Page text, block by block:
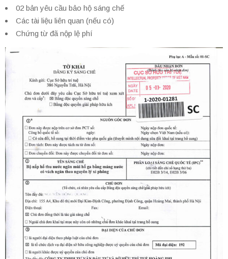
02 bản yêu cầu bảo hộ sáng chế
Các tài liệu liên quan (nếu có)
Chứng từ đã nộp lệ phí